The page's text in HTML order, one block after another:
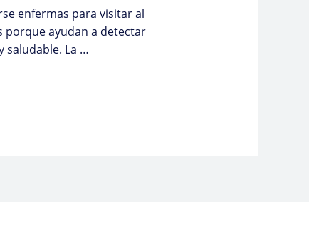
enfermas para visitar al
porque ayudan a detectar
saludable. La …